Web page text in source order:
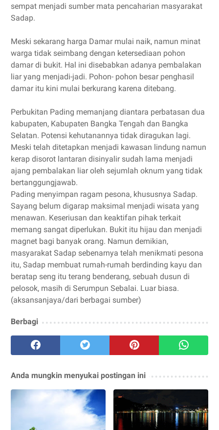
sempat menjadi sumber mata pencaharian masyarakat
Sadap.
Meski sekarang harga Damar mulai naik, namun minat
warga tidak seimbang dengan ketersediaan pohon
damar di bukit. Hal ini disebabkan adanya pembalakan
liar yang menjadi-jadi. Pohon- pohon besar penghasil
damar itu kini mulai berkurang karena ditebang.
Perbukitan Pading memanjang diantara perbatasan dua
kabupaten, Kabupaten Bangka Tengah dan Bangka
Selatan. Potensi kehutanannya tidak diragukan lagi.
Meski telah ditetapkan menjadi kawasan lindung namun
kerap disorot lantaran disinyalir sudah lama menjadi
ajang pembalakan liar oleh sejumlah oknum yang tidak
bertanggungjawab.
Pading menyimpan ragam pesona, khususnya Sadap.
Sayang belum digarap maksimal menjadi wisata yang
menawan. Keseriusan dan keaktifan pihak terkait
memang sangat diperlukan. Bukit itu hijau dan menjadi
magnet bagi banyak orang. Namun demikian,
masyarakat Sadap sebenarnya telah menikmati pesona
itu, Sadap membuat rumah-rumah berdinding kayu dan
beratap seng itu terang benderang, sebuah dusun di
pelosok, masih di Serumpun Sebalai. Luar biasa.
(aksansanjaya/dari berbagai sumber)
Berbagi
Anda mungkin menyukai postingan ini